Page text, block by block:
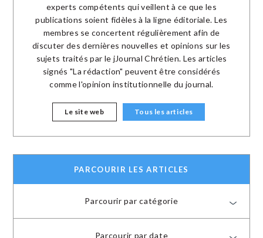
experts compétents qui veillent à ce que les
publications soient fidèles à la ligne éditoriale. Les
membres se concertent régulièrement afin de
discuter des dernières nouvelles et opinions sur les
sujets traités par le jJournal Chrétien. Les articles
signés "La rédaction" peuvent être considérés
comme l'opinion institutionnelle du journal.
Le site web Tous les articles
PARCOURIR LES ARTICLES
Parcourir par catégorie
Parcourir par date